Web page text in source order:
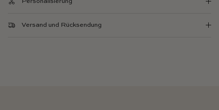
Personalisierung
Versand und Rücksendung